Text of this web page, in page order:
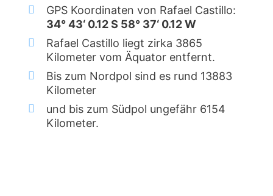
GPS Koordinaten von Rafael Castillo:
34° 43‘ 0.12 S 58° 37‘ 0.12 W
Rafael Castillo liegt zirka 3865
Kilometer vom Äquator entfernt.
Bis zum Nordpol sind es rund 13883
Kilometer
und bis zum Südpol ungefähr 6154
Kilometer.